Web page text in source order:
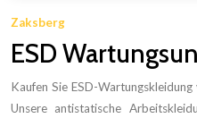
Zaksberg
ESD
Kaufen Sie ESD-
Unsere antistatische